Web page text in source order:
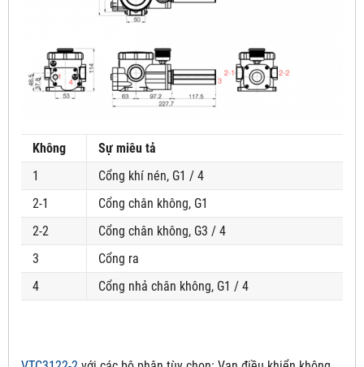
Không
Sự miêu tả
1
Cổng khí nén, G1 / 4
2-1
Cổng chân không, G1
2-2
Cổng chân không, G3 / 4
3
Cổng ra
4
Cổng nhả chân không, G1 / 4